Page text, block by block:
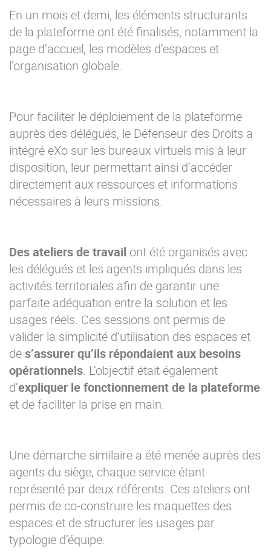
En un mois et demi, les éléments structurants
de la plateforme ont été finalisés, notamment la
page d’accueil, les modèles d’espaces et
l’organisation globale.
Pour faciliter le déploiement de la plateforme
auprès des délégués, le Défenseur des Droits a
intégré eXo sur les bureaux virtuels mis à leur
disposition, leur permettant ainsi d’accéder
directement aux ressources et informations
nécessaires à leurs missions.
Des ateliers de travail ont été organisés avec
les délégués et les agents impliqués dans les
activités territoriales afin de garantir une
parfaite adéquation entre la solution et les
usages réels. Ces sessions ont permis de
valider la simplicité d’utilisation des espaces et
des’assurer qu’ils répondaient aux besoins
opérationnels. L’objectif était également
d’expliquer le fonctionnement de la plateforme
et de faciliter la prise en main.
Une démarche similaire a été menée auprès des
agents du siège, chaque service étant
représenté par deux référents. Ces ateliers ont
permis de co-construire les maquettes des
espaces et de structurer les usages par
typologie d’équipe.